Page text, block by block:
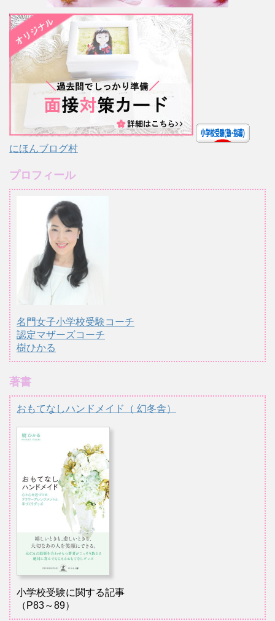
にほんブログ村
プロフィール
名門女子小学校受験コーチ
認定マザーズコーチ
樹ひかる
著書
おもてなしハンドメイド（ 幻冬舎）
小学校受験に関する記事
（P83～89）